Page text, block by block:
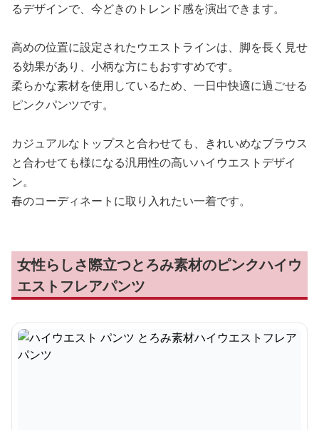
るデザインで、今どきのトレンド感を演出できます。
高めの位置に設定されたウエストラインは、脚を長く見せ
る効果があり、小柄な方にもおすすめです。
柔らかな素材を使用しているため、一日中快適に過ごせる
ピンクパンツです。
カジュアルなトップスと合わせても、きれいめなブラウス
と合わせても様になる汎用性の高いハイウエストデザイ
ン。
春のコーディネートに取り入れたい一着です。
女性らしさ際立つとろみ素材のピンクハイウ
エストフレアパンツ